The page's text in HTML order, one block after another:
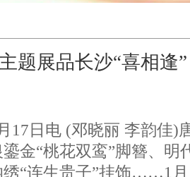
题展品长沙“喜相逢”
日电 (邓晓丽 李韵佳)
金“桃花双鸾”脚簪、明
“连生贵子”挂饰……1